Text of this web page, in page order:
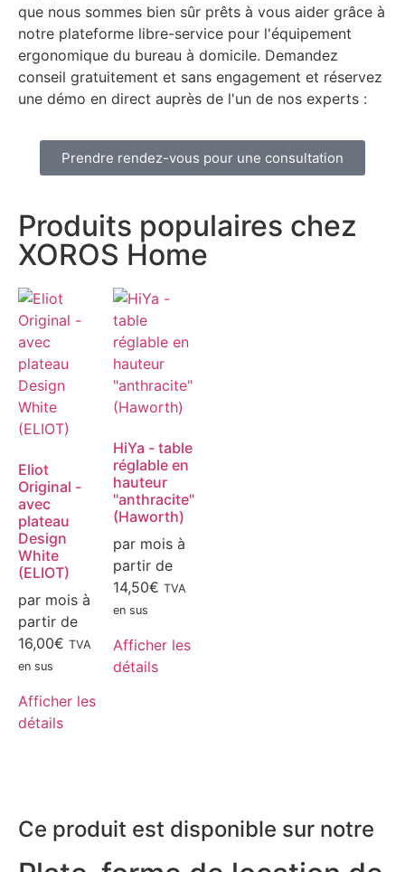
que nous sommes bien sûr prêts à vous aider grâce à
notre plateforme libre-service pour l'équipement
ergonomique du bureau à domicile. Demandez
conseil gratuitement et sans engagement et réservez
une démo en direct auprès de l'un de nos experts :
Prendre rendez-vous pour une consultation
Produits populaires chez
XOROS Home
Eliot
Original -
avec
plateau
Design
White
(ELIOT)
par mois à
partir de
16,00€ TVA
en sus
Afficher les
détails
HiYa - table
réglable en
hauteur
"anthracite"
(Haworth)
par mois à
partir de
14,50€ TVA
en sus
Afficher les
détails
Ce produit est disponible sur notre